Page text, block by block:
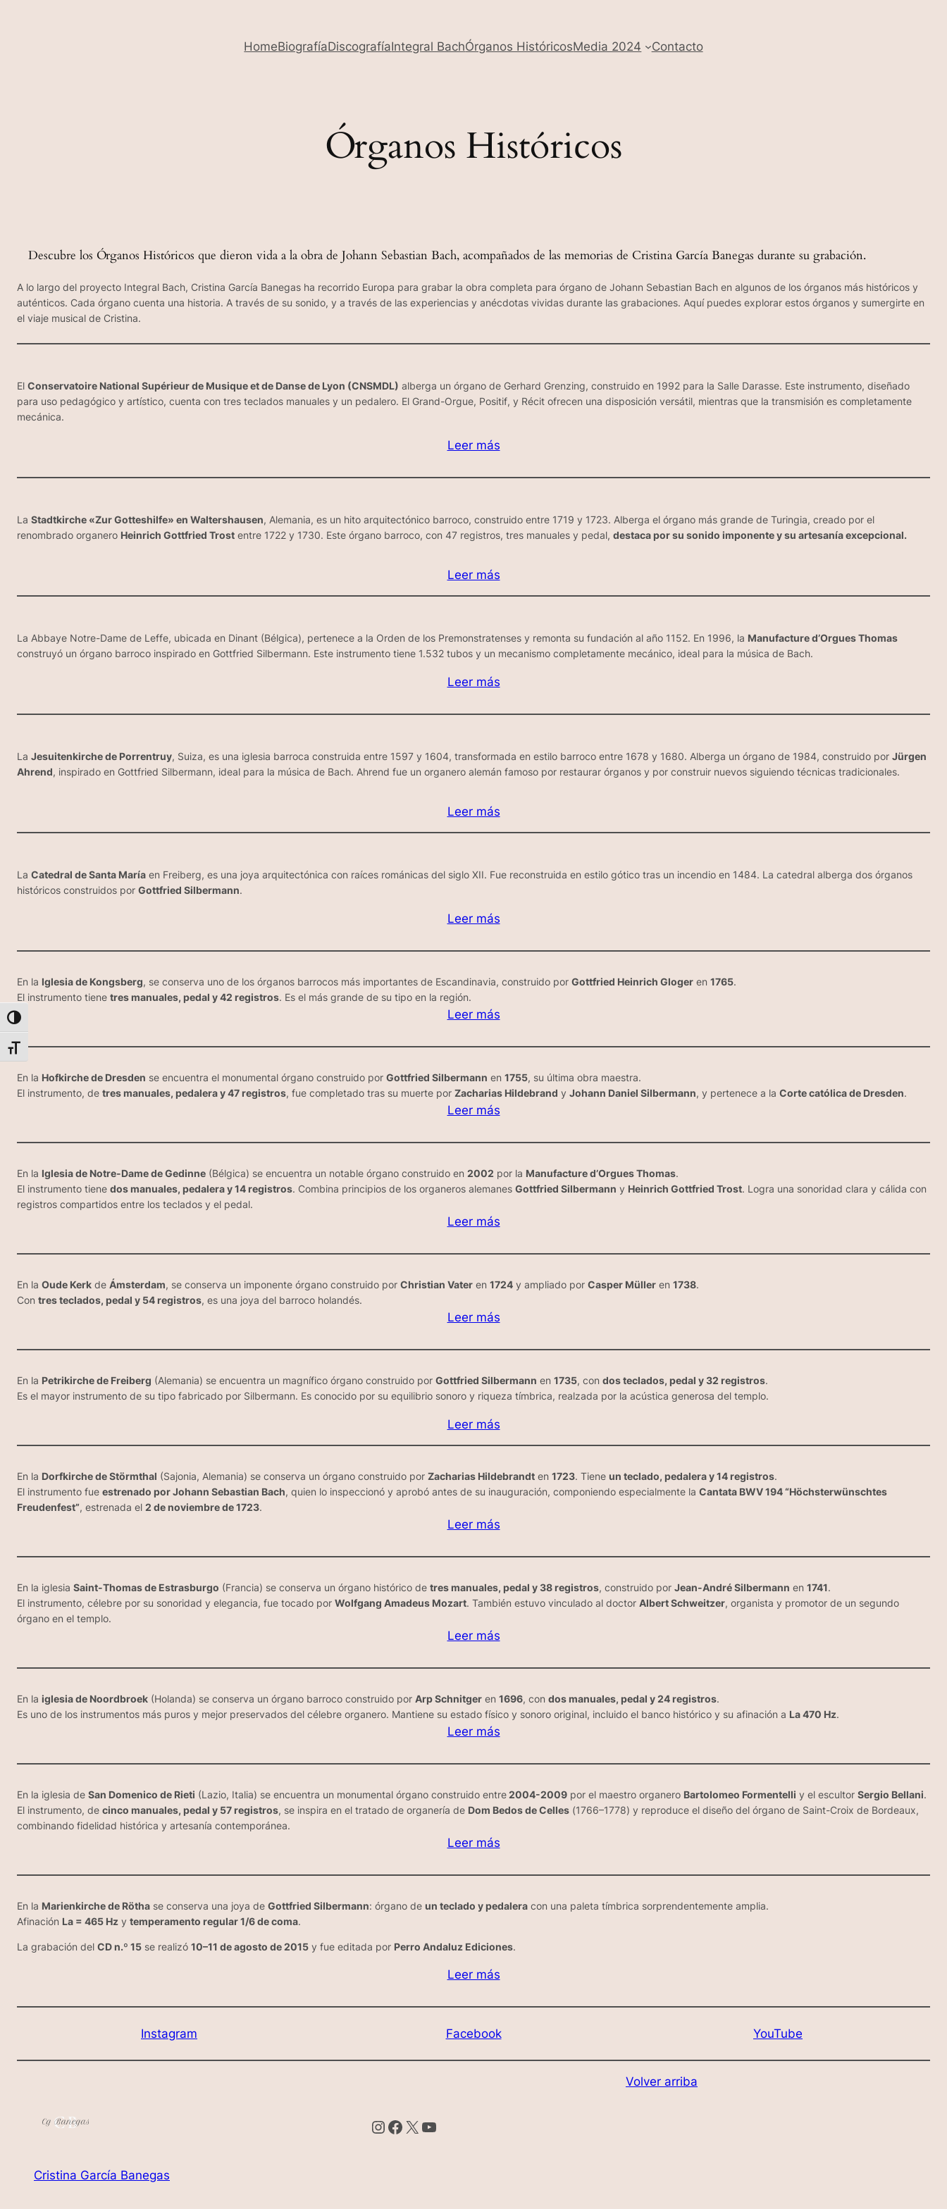
Alternar alto contraste
Alternar tamaño de letra
HomeBiografíaDiscografíaIntegral BachÓrganos HistóricosMedia 2024 Contacto
Órganos Históricos
Descubre los Órganos Históricos que dieron vida a la obra de Johann Sebastian Bach, acompañados de las memorias de Cristina García Banegas durante su grabación.
A lo largo del proyecto Integral Bach, Cristina García Banegas ha recorrido Europa para grabar la obra completa para órgano de Johann Sebastian Bach en algunos de los órganos más históricos y
auténticos. Cada órgano cuenta una historia. A través de su sonido, y a través de las experiencias y anécdotas vividas durante las grabaciones. Aquí puedes explorar estos órganos y sumergirte en
el viaje musical de Cristina.
El Conservatoire National Supérieur de Musique et de Danse de Lyon (CNSMDL) alberga un órgano de Gerhard Grenzing, construido en 1992 para la Salle Darasse. Este instrumento, diseñado
para uso pedagógico y artístico, cuenta con tres teclados manuales y un pedalero. El Grand-Orgue, Positif, y Récit ofrecen una disposición versátil, mientras que la transmisión es completamente
mecánica.
Leer más
La Stadtkirche «Zur Gotteshilfe» en Waltershausen, Alemania, es un hito arquitectónico barroco, construido entre 1719 y 1723. Alberga el órgano más grande de Turingia, creado por el
renombrado organero Heinrich Gottfried Trost entre 1722 y 1730. Este órgano barroco, con 47 registros, tres manuales y pedal, destaca por su sonido imponente y su artesanía excepcional.
Leer más
La Abbaye Notre-Dame de Leffe, ubicada en Dinant (Bélgica), pertenece a la Orden de los Premonstratenses y remonta su fundación al año 1152. En 1996, la Manufacture d’Orgues Thomas
construyó un órgano barroco inspirado en Gottfried Silbermann. Este instrumento tiene 1.532 tubos y un mecanismo completamente mecánico, ideal para la música de Bach.
Leer más
La Jesuitenkirche de Porrentruy, Suiza, es una iglesia barroca construida entre 1597 y 1604, transformada en estilo barroco entre 1678 y 1680. Alberga un órgano de 1984, construido por Jürgen
Ahrend, inspirado en Gottfried Silbermann, ideal para la música de Bach. Ahrend fue un organero alemán famoso por restaurar órganos y por construir nuevos siguiendo técnicas tradicionales.
Leer más
La Catedral de Santa María en Freiberg, es una joya arquitectónica con raíces románicas del siglo XII. Fue reconstruida en estilo gótico tras un incendio en 1484. La catedral alberga dos órganos
históricos construidos por Gottfried Silbermann.
Leer más
En la Iglesia de Kongsberg, se conserva uno de los órganos barrocos más importantes de Escandinavia, construido por Gottfried Heinrich Gloger en 1765.
El instrumento tiene tres manuales, pedal y 42 registros. Es el más grande de su tipo en la región.
Leer más
En la Hofkirche de Dresden se encuentra el monumental órgano construido por Gottfried Silbermann en 1755, su última obra maestra.
El instrumento, de tres manuales, pedalera y 47 registros, fue completado tras su muerte por Zacharias Hildebrand y Johann Daniel Silbermann, y pertenece a la Corte católica de Dresden.
Leer más
En la Iglesia de Notre-Dame de Gedinne (Bélgica) se encuentra un notable órgano construido en 2002 por la Manufacture d’Orgues Thomas.
El instrumento tiene dos manuales, pedalera y 14 registros. Combina principios de los organeros alemanes Gottfried Silbermann y Heinrich Gottfried Trost. Logra una sonoridad clara y cálida con
registros compartidos entre los teclados y el pedal.
Leer más
En la Oude Kerk de Ámsterdam, se conserva un imponente órgano construido por Christian Vater en 1724 y ampliado por Casper Müller en 1738.
Con tres teclados, pedal y 54 registros, es una joya del barroco holandés.
Leer más
En la Petrikirche de Freiberg (Alemania) se encuentra un magnífico órgano construido por Gottfried Silbermann en 1735, con dos teclados, pedal y 32 registros.
Es el mayor instrumento de su tipo fabricado por Silbermann. Es conocido por su equilibrio sonoro y riqueza tímbrica, realzada por la acústica generosa del templo.
Leer más
En la Dorfkirche de Störmthal (Sajonia, Alemania) se conserva un órgano construido por Zacharias Hildebrandt en 1723. Tiene un teclado, pedalera y 14 registros.
El instrumento fue estrenado por Johann Sebastian Bach, quien lo inspeccionó y aprobó antes de su inauguración, componiendo especialmente la Cantata BWV 194 “Höchsterwünschtes
Freudenfest”, estrenada el 2 de noviembre de 1723.
Leer más
En la iglesia Saint-Thomas de Estrasburgo (Francia) se conserva un órgano histórico de tres manuales, pedal y 38 registros, construido por Jean-André Silbermann en 1741.
El instrumento, célebre por su sonoridad y elegancia, fue tocado por Wolfgang Amadeus Mozart. También estuvo vinculado al doctor Albert Schweitzer, organista y promotor de un segundo
órgano en el templo.
Leer más
En la iglesia de Noordbroek (Holanda) se conserva un órgano barroco construido por Arp Schnitger en 1696, con dos manuales, pedal y 24 registros.
Es uno de los instrumentos más puros y mejor preservados del célebre organero. Mantiene su estado físico y sonoro original, incluido el banco histórico y su afinación a La 470 Hz.
Leer más
En la iglesia de San Domenico de Rieti (Lazio, Italia) se encuentra un monumental órgano construido entre2004-2009 por el maestro organero Bartolomeo Formentelli y el escultor Sergio Bellani.
El instrumento, de cinco manuales, pedal y 57 registros, se inspira en el tratado de organería de Dom Bedos de Celles (1766–1778) y reproduce el diseño del órgano de Saint-Croix de Bordeaux,
combinando fidelidad histórica y artesanía contemporánea.
Leer más
En la Marienkirche de Rötha se conserva una joya de Gottfried Silbermann: órgano de un teclado y pedalera con una paleta tímbrica sorprendentemente amplia.
Afinación La = 465 Hz y temperamento regular 1/6 de coma.
La grabación del CD n.º 15 se realizó 10–11 de agosto de 2015 y fue editada por Perro Andaluz Ediciones.
Leer más
Instagram Facebook YouTube
Volver arriba
Cristina García Banegas
Instagram Facebook X YouTube